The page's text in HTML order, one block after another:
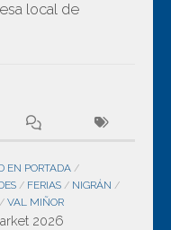
local de
EN PORTADA /
/ FERIAS / NIGRÁN /
/ VAL MIÑOR
2026